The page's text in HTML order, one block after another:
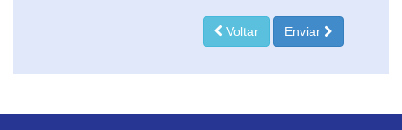
Voltar Enviar